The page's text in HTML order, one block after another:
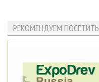
РЕКОМЕНДУЕМ ПОСЕТИТЬ